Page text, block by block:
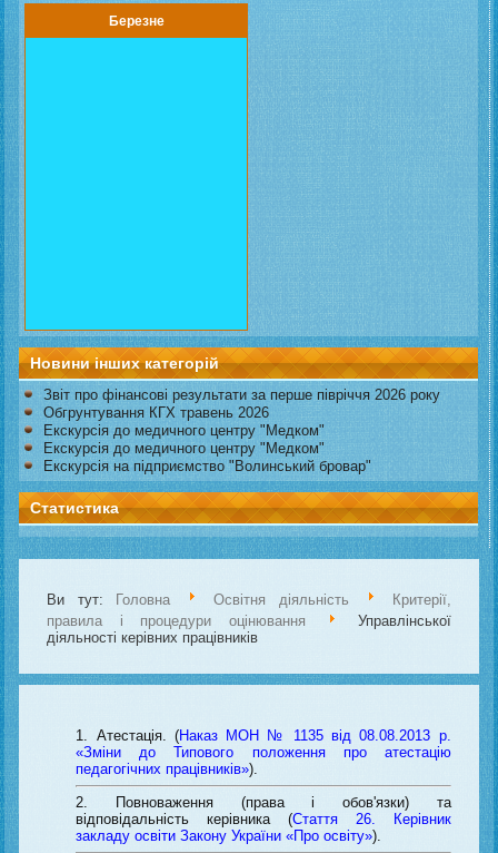
Березне
Новини інших категорій
Звіт про фінансові результати за перше півріччя 2026 року
Обгрунтування КГХ травень 2026
Екскурсія до медичного центру "Медком"
Екскурсія до медичного центру "Медком"
Екскурсія на підприємство "Волинський бровар"
Статистика
Ви тут: Головна Освітня діяльність
Критерії,
правила і процедури оцінювання
Управлінської
діяльності керівних працівників
Атестація. (Наказ МОН № 1135 від 08.08.2013 р.
«Зміни до Типового положення про атестацію
педагогічних працівників»).
Повноваження (права і обов'язки) та
відповідальність керівника (Стаття 26. Керівник
закладу освіти Закону України «Про освіту»).